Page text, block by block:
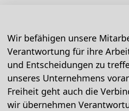
Wir befähigen unsere
Verantwortung für ihre
und Entscheidungen zu
unseres Unternehmens
Freiheit geht auch die
wir übernehmen